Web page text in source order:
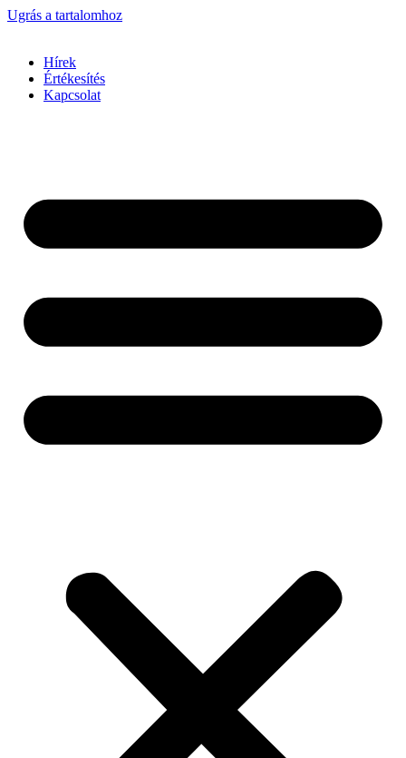
Ugrás a tartalomhoz
Hírek
Értékesítés
Kapcsolat